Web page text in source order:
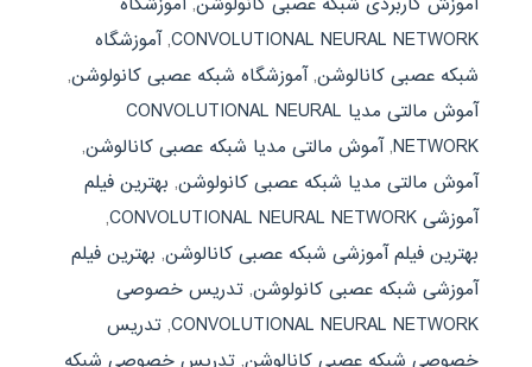
CONVOLUTIONAL NEURAL NETWORK
,آموزشگاه
شبکه عصبی کانالوشن,آموزشگاه شبکه عصبی کانولوشن,
آموش مالتی مدیا CONVOLUTIONAL NEURAL
NETWORK
,آموش مالتی مدیا شبکه عصبی کانالوشن,
آموش مالتی مدیا شبکه عصبی کانولوشن, بهترین فیلم
آموزشی CONVOLUTIONAL NEURAL NETWORK
,
بهترین فیلم آموزشی شبکه عصبی کانالوشن, بهترین فیلم
آموزشی شبکه عصبی کانولوشن, تدریس خصوصی
CONVOLUTIONAL NEURAL NETWORK
, تدریس
خصوصی شبکه عصبی کانالوشن, تدریس خصوصی شبکه